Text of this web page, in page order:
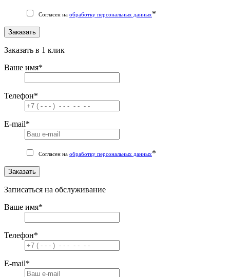
Согласен на обработку персональных данных*
Заказать
Заказать в 1 клик
Ваше имя*
Телефон*
E-mail*
Согласен на обработку персональных данных*
Заказать
Записаться на обслуживание
Ваше имя*
Телефон*
E-mail*